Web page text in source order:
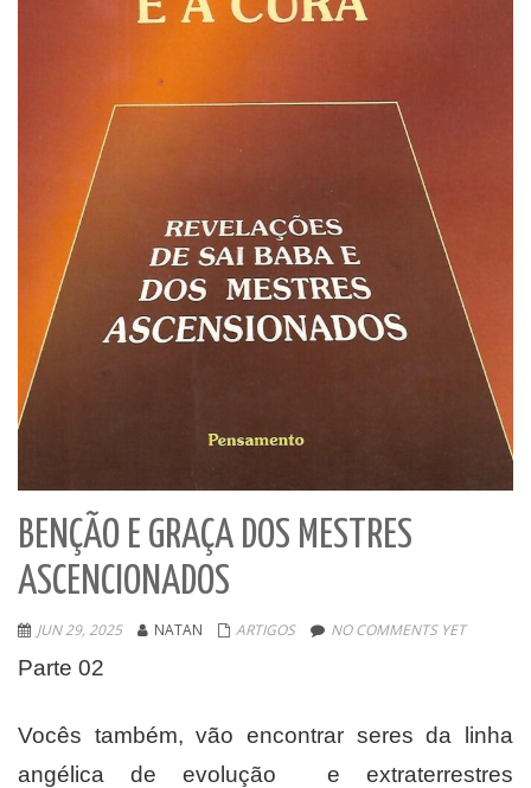
BENÇÃO E GRAÇA DOS MESTRES
ASCENCIONADOS
JUN 29, 2025 NATAN ARTIGOS NO COMMENTS YET
Parte 02
Vocês também, vão encontrar seres da linha
angélica de evolução e extraterrestres